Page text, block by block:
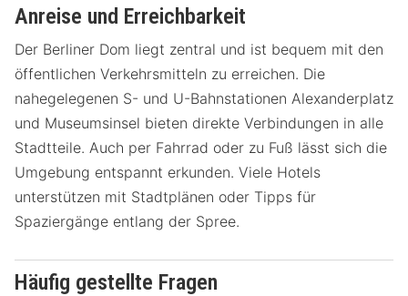
Anreise und Erreichbarkeit
Der Berliner Dom liegt zentral und ist bequem mit den
öffentlichen Verkehrsmitteln zu erreichen. Die
nahegelegenen S- und U-Bahnstationen Alexanderplatz
und Museumsinsel bieten direkte Verbindungen in alle
Stadtteile. Auch per Fahrrad oder zu Fuß lässt sich die
Umgebung entspannt erkunden. Viele Hotels
unterstützen mit Stadtplänen oder Tipps für
Spaziergänge entlang der Spree.
Häufig gestellte Fragen